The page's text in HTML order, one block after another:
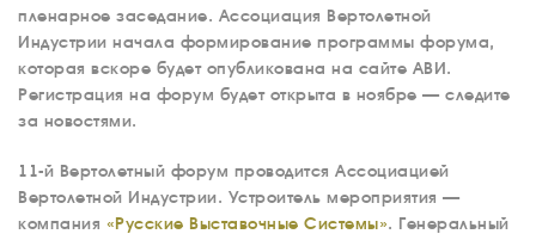
пленарное заседание. Ассоциация Вертолетной
Индустрии начала формирование программы форума,
которая вскоре будет опубликована на сайте АВИ.
Регистрация на форум будет открыта в ноябре — следите
за новостями.
11-й Вертолетный форум проводится Ассоциацией
Вертолетной Индустрии. Устроитель мероприятия —
компания «Русские Выставочные Системы». Генеральный